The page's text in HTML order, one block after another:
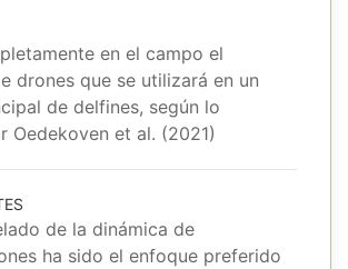
en el campo el
drones que se utilizará en un
de delfines, según lo
Oedekoven et al. (2021)
de la dinámica de
ha sido el enfoque preferido